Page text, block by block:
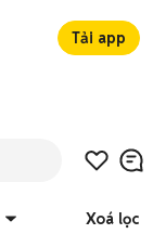
Tải app
Xoá lọc